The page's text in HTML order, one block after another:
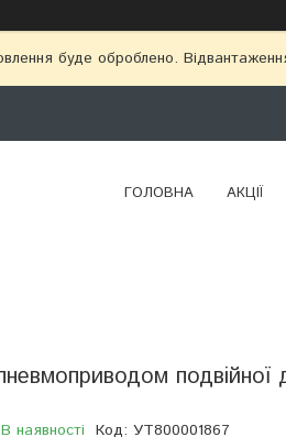
буде оброблено.
ГОЛОВНА АКЦІЇ
подвійної
В наявності Код: УТ800001867